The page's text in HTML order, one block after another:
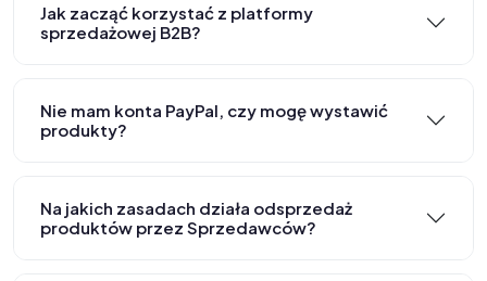
Jak zacząć korzystać z platformy
sprzedażowej B2B?
Nie mam konta PayPal, czy mogę wystawić
produkty?
Na jakich zasadach działa odsprzedaż
produktów przez Sprzedawców?